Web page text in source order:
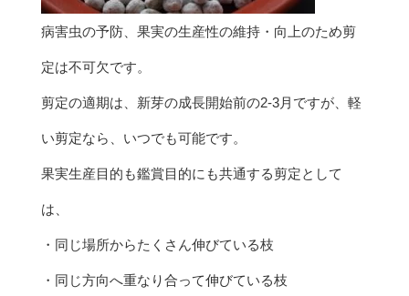
病害虫の予防、果実の生産性の維持・向上のため剪
定は不可欠です。
剪定の適期は、新芽の成長開始前の2-3月ですが、軽
い剪定なら、いつでも可能です。
果実生産目的も鑑賞目的にも共通する剪定として
は、
・同じ場所からたくさん伸びている枝
・同じ方向へ重なり合って伸びている枝